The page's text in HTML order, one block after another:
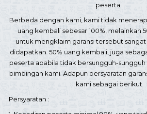
peserta.
Berbeda dengan kami, kami tidak
uang kembali sebesar 100%, melainkan
untuk mengklaim garansi tersebut
didapatkan. 50% uang kembali, juga
peserta apabila tidak bersungguh-
bimbingan kami. Adapun persyaratan
kami sebagai berikut
Persyaratan :